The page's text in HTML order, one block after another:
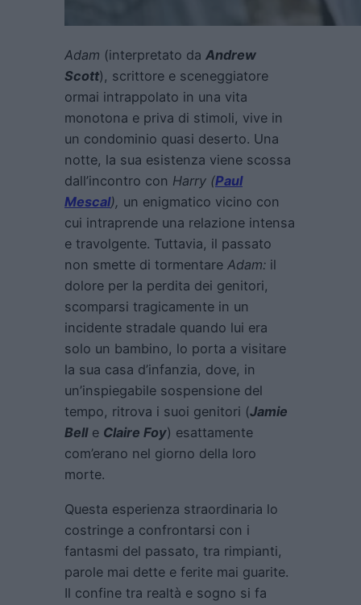
Adam (interpretato da Andrew
Scott), scrittore e sceneggiatore
ormai intrappolato in una vita
monotona e priva di stimoli, vive in
un condominio quasi deserto. Una
notte, la sua esistenza viene scossa
dall’incontro con Harry (Paul
Mescal), un enigmatico vicino con
cui intraprende una relazione intensa
e travolgente. Tuttavia, il passato
non smette di tormentare Adam: il
dolore per la perdita dei genitori,
scomparsi tragicamente in un
incidente stradale quando lui era
solo un bambino, lo porta a visitare
la sua casa d’infanzia, dove, in
un’inspiegabile sospensione del
tempo, ritrova i suoi genitori (Jamie
Belle Claire Foy) esattamente
com’erano nel giorno della loro
morte.
Questa esperienza straordinaria lo
costringe a confrontarsi con i
fantasmi del passato, tra rimpianti,
parole mai dette e ferite mai guarite.
Il confine tra realtà e sogno si fa